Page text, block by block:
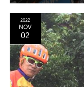
2022
NOV
02